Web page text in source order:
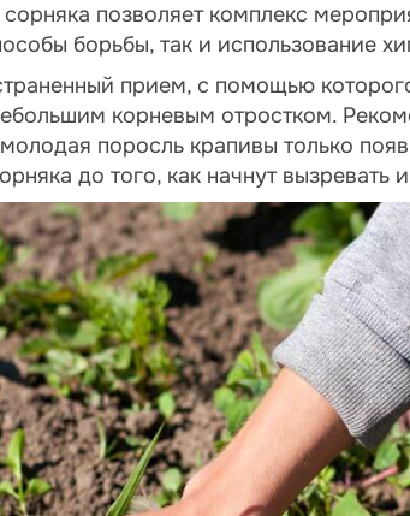
позволяет комплекс
борьбы, так и использование
прием, с помощью
корневым отростком.
поросль крапивы только
до того, как начнут вызревать